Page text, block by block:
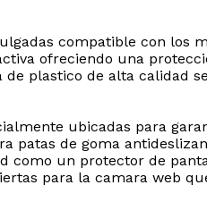
compatible con los
ofreciendo una
plastico de alta calidad
ubicadas para
patas de goma
como un protector de
para la camara web